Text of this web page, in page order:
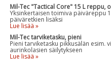
Mil-Tec "Tactical Core" 15 L reppu,
Yksinkertaisen toimiva päiväreppu
päiväretkien lisäksi
Lue lisää »
Mil-Tec tarviketasku, pieni
Pieni tarviketasku pikkusälän esim.
aurinkolasien säilytykseen
Lue lisää »